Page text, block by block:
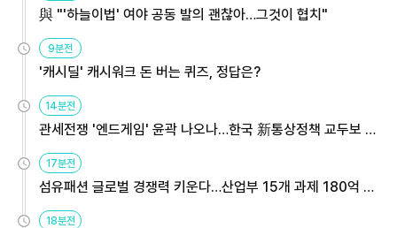
與 "'하늘이법' 여야 공동 발의 괜찮아…그것이 협치"
9분전
'캐시딜' 캐시워크 돈 버는 퀴즈, 정답은?
14분전
관세전쟁 '엔드게임' 윤곽 나오나…한국 新통상정책 교두보 활
용해야
17분전
섬유패션 글로벌 경쟁력 키운다…산업부 15개 과제 180억 지
원
18분전